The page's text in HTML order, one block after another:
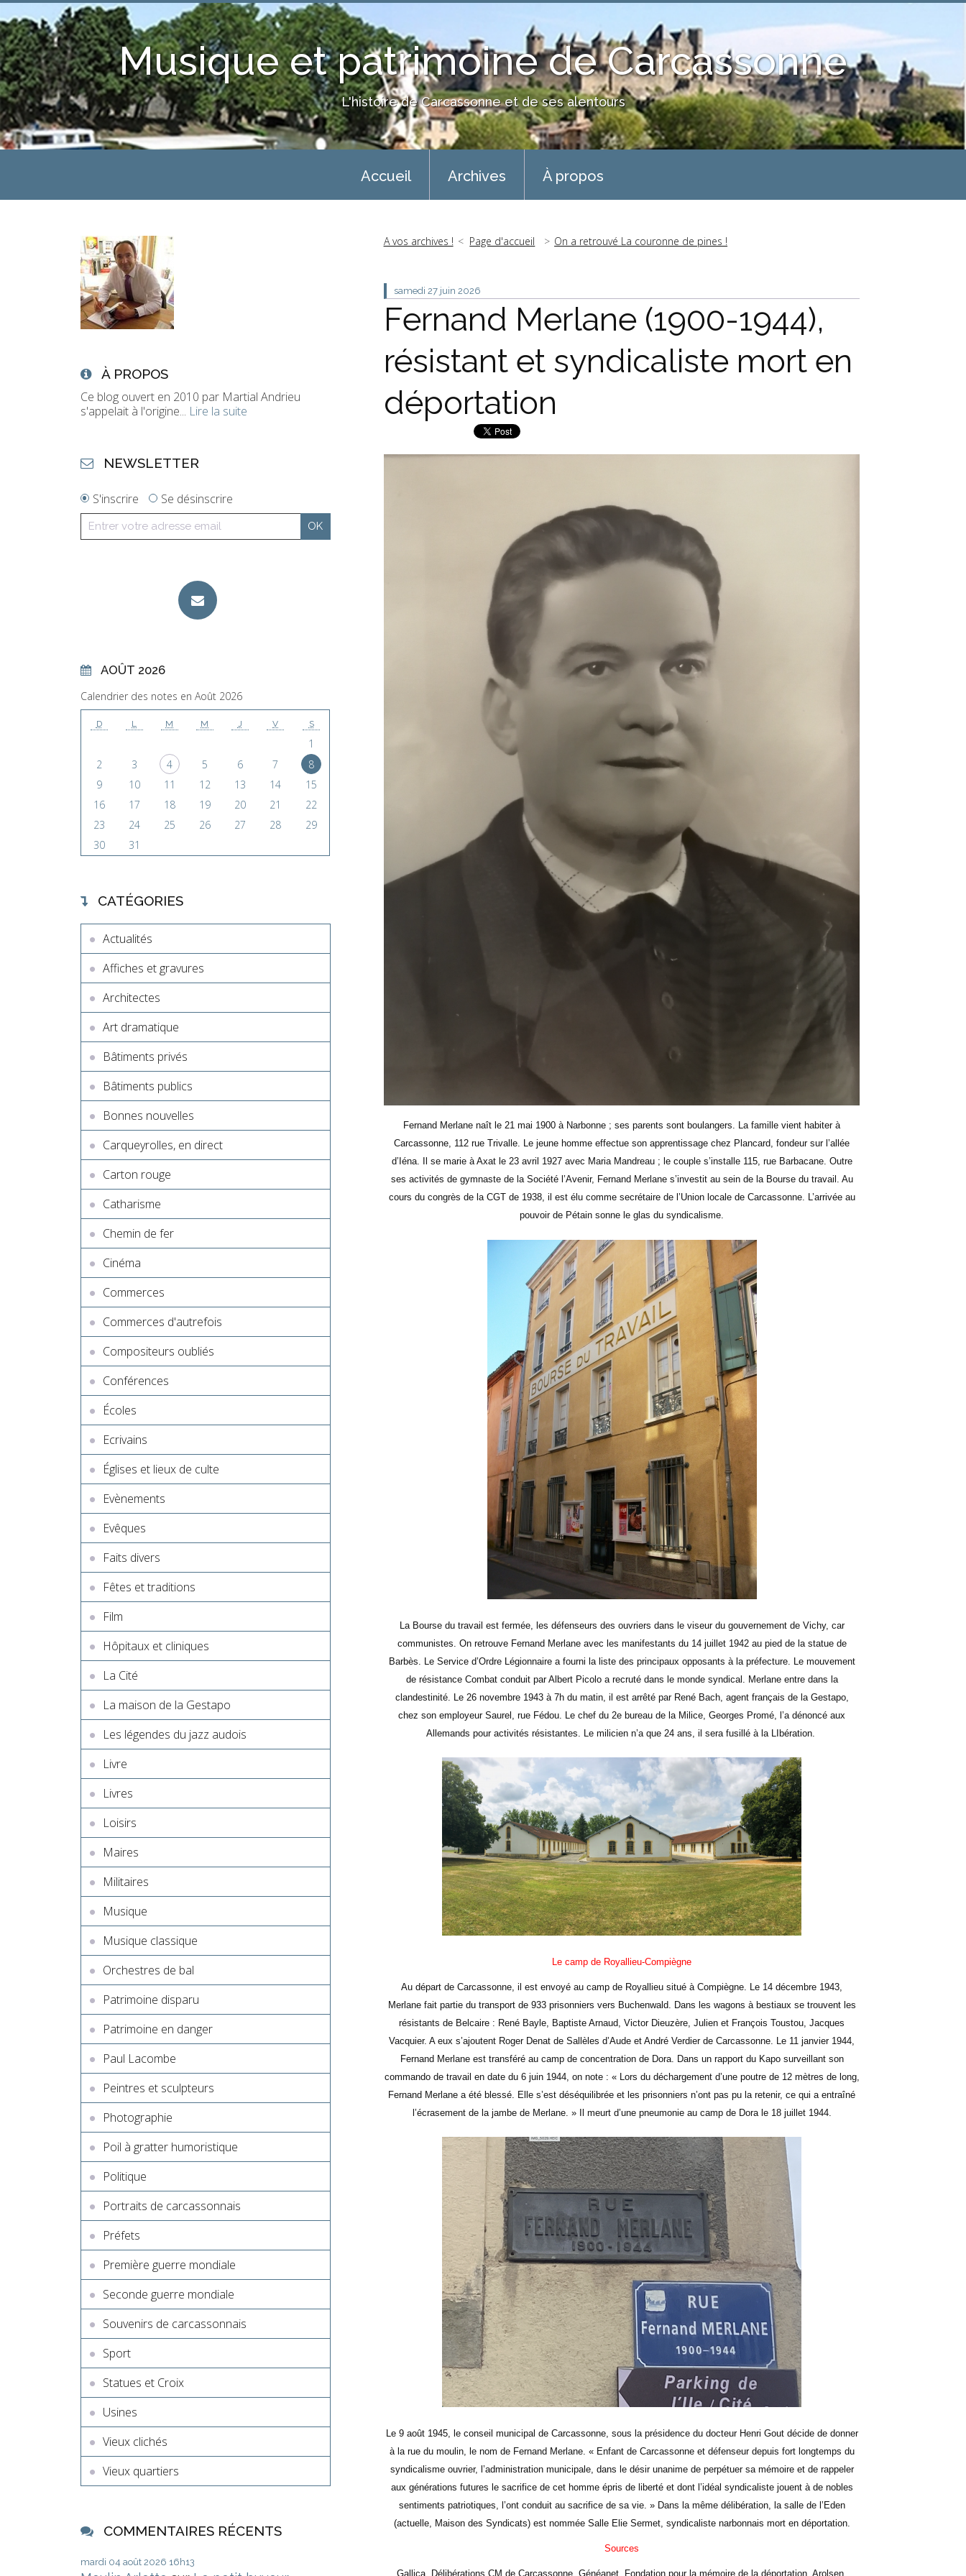
Musique et patrimoine de Carcassonne
L'histoire de Carcassonne et de ses alentours
Accueil Archives À propos
À PROPOS
Ce blog ouvert en 2010 par Martial Andrieu
s'appelait à l'origine... Lire la suite
NEWSLETTER
S'inscrire Se désinscrire
AOÛT 2026
Calendrier des notes en Août 2026
D L M M J V S
1
2
3 4 5 6 7
8
9
10 11 12 13 14
15
16
17 18 19 20 21
22
23
24 25 26 27 28
29
30
31
CATÉGORIES
Actualités
Affiches et gravures
Architectes
Art dramatique
Bâtiments privés
Bâtiments publics
Bonnes nouvelles
Carqueyrolles, en direct
Carton rouge
Catharisme
Chemin de fer
Cinéma
Commerces
Commerces d'autrefois
Compositeurs oubliés
Conférences
Écoles
Ecrivains
Églises et lieux de culte
Evènements
Evêques
Faits divers
Fêtes et traditions
Film
Hôpitaux et cliniques
La Cité
La maison de la Gestapo
Les légendes du jazz audois
Livre
Livres
Loisirs
Maires
Militaires
Musique
Musique classique
Orchestres de bal
Patrimoine disparu
Patrimoine en danger
Paul Lacombe
Peintres et sculpteurs
Photographie
Poil à gratter humoristique
Politique
Portraits de carcassonnais
Préfets
Première guerre mondiale
Seconde guerre mondiale
Souvenirs de carcassonnais
Sport
Statues et Croix
Usines
Vieux clichés
Vieux quartiers
COMMENTAIRES RÉCENTS
mardi 04 août 2026 16h13
A vos archives ! Page d'accueil On a retrouvé La couronne de pines !
samedi 27 juin 2026
Fernand Merlane (1900-1944),
résistant et syndicaliste mort en
déportation
Fernand Merlane naît le 21 mai 1900 à Narbonne ; ses parents sont boulangers. La famille vient habiter à
Carcassonne, 112 rue Trivalle. Le jeune homme effectue son apprentissage chez Plancard, fondeur sur l’allée
d’Iéna. Il se marie à Axat le 23 avril 1927 avec Maria Mandreau ; le couple s’installe 115, rue Barbacane. Outre
ses activités de gymnaste de la Société l’Avenir, Fernand Merlane s’investit au sein de la Bourse du travail. Au
cours du congrès de la CGT de 1938, il est élu comme secrétaire de l’Union locale de Carcassonne. L’arrivée au
pouvoir de Pétain sonne le glas du syndicalisme.
La Bourse du travail est fermée, les défenseurs des ouvriers dans le viseur du gouvernement de Vichy, car
communistes. On retrouve Fernand Merlane avec les manifestants du 14 juillet 1942 au pied de la statue de
Barbès. Le Service d’Ordre Légionnaire a fourni la liste des principaux opposants à la préfecture. Le mouvement
de résistance Combat conduit par Albert Picolo a recruté dans le monde syndical. Merlane entre dans la
clandestinité. Le 26 novembre 1943 à 7h du matin, il est arrêté par René Bach, agent français de la Gestapo,
chez son employeur Saurel, rue Fédou. Le chef du 2e bureau de la Milice, Georges Promé, l’a dénoncé aux
Allemands pour activités résistantes. Le milicien n’a que 24 ans, il sera fusillé à la LIbération.
Le camp de Royallieu-Compiègne
Au départ de Carcassonne, il est envoyé au camp de Royallieu situé à Compiègne. Le 14 décembre 1943,
Merlane fait partie du transport de 933 prisonniers vers Buchenwald. Dans les wagons à bestiaux se trouvent les
résistants de Belcaire : René Bayle, Baptiste Arnaud, Victor Dieuzère, Julien et François Toustou, Jacques
Vacquier. A eux s’ajoutent Roger Denat de Sallèles d’Aude et André Verdier de Carcassonne. Le 11 janvier 1944,
Fernand Merlane est transféré au camp de concentration de Dora. Dans un rapport du Kapo surveillant son
commando de travail en date du 6 juin 1944, on note : « Lors du déchargement d’une poutre de 12 mètres de long,
Fernand Merlane a été blessé. Elle s’est déséquilibrée et les prisonniers n’ont pas pu la retenir, ce qui a entraîné
l’écrasement de la jambe de Merlane. » Il meurt d’une pneumonie au camp de Dora le 18 juillet 1944.
Le 9 août 1945, le conseil municipal de Carcassonne, sous la présidence du docteur Henri Gout décide de donner
à la rue du moulin, le nom de Fernand Merlane. « Enfant de Carcassonne et défenseur depuis fort longtemps du
syndicalisme ouvrier, l’administration municipale, dans le désir unanime de perpétuer sa mémoire et de rappeler
aux générations futures le sacrifice de cet homme épris de liberté et dont l’idéal syndicaliste jouent à de nobles
sentiments patriotiques, l’ont conduit au sacrifice de sa vie. » Dans la même délibération, la salle de l’Eden
(actuelle, Maison des Syndicats) est nommée Salle Elie Sermet, syndicaliste narbonnais mort en déportation.
Sources
Gallica, Délibérations CM de Carcassonne, Généanet, Fondation pour la mémoire de la déportation, Arolsen,